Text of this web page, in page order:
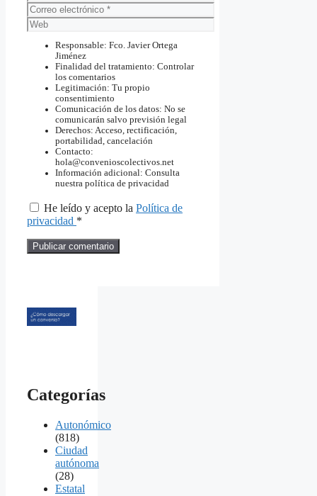
Correo
electrónico
Web
Responsable: Fco. Javier Ortega
Jiménez
Finalidad del tratamiento: Controlar
los comentarios
Legitimación: Tu propio
consentimiento
Comunicación de los datos: No se
comunicarán salvo previsión legal
Derechos: Acceso, rectificación,
portabilidad, cancelación
Contacto:
hola@convenioscolectivos.net
Información adicional: Consulta
nuestra política de privacidad
He leído y acepto la Política de
privacidad *
Categorías
Autonómico
(818)
Ciudad
autónoma
(28)
Estatal